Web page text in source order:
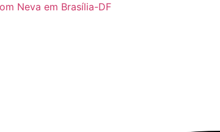
Neva em Brasília-DF